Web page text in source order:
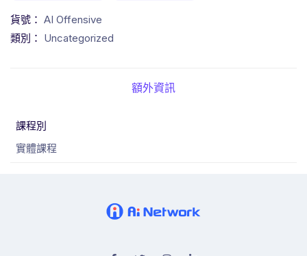
貨號： AI Offensive
類別： Uncategorized
額外資訊
課程別
實體課程